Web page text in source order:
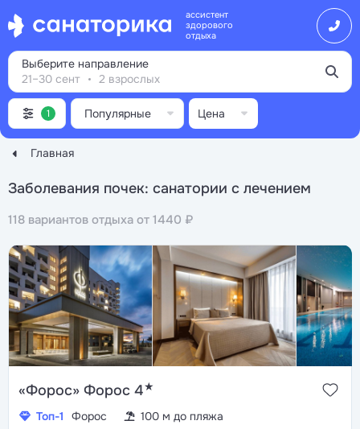
ассистент
здорового
отдыха
Главная
Выберите направление
21–30 сент
2 взрослых
Заболевания почек: санатории с лечением
118 вариантов отдыха от 1440 ₽
1 Популярные Цена
«Форос» Форос 4★
Топ-1 Форос
100 м до пляжа